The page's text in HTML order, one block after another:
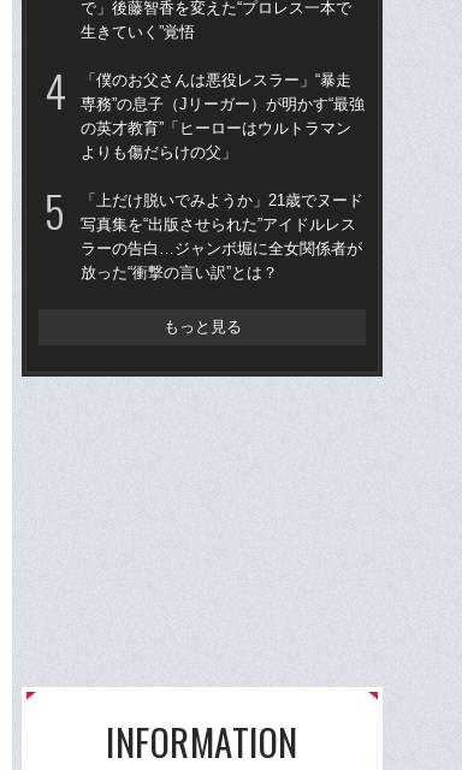
で」後藤智香を変えた“プロレス一本で
生きていく”覚悟
「僕のお父さんは悪役レスラー」“暴走
専務”の息子（Jリーガー）が明かす“最強
の英才教育”「ヒーローはウルトラマン
よりも傷だらけの父」
「上だけ脱いでみようか」21歳でヌード
写真集を“出版させられた”アイドルレス
ラーの告白…ジャンボ堀に全女関係者が
放った“衝撃の言い訳”とは？
もっと見る
INFORMATION